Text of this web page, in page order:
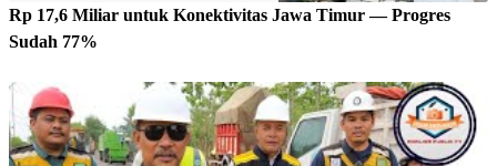
Rp 17,6 Miliar untuk Konektivitas Jawa Timur — Progres
Sudah 77%